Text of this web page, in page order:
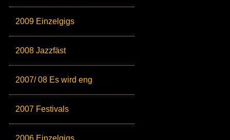
2009 Einzelgigs
2008 Jazzfäst
2007/ 08 Es wird eng
2007 Festivals
2006 Einzelgigs